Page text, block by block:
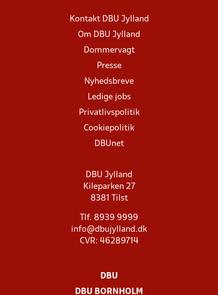
Kontakt DBU Jylland
Om DBU Jylland
Dommervagt
Presse
Nyhedsbreve
Ledige jobs
Privatlivspolitik
Cookiepolitik
DBUnet
DBU Jylland
Kileparken 27
8381 Tilst
Tlf. 8939 9999
info@dbujylland.dk
CVR: 46289714
DBU
DBU BORNHOLM